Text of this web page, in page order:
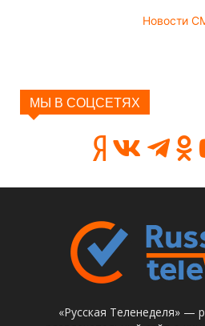
Новости
МЫ В СОЦСЕТЯХ
«Русская Теленеделя» —